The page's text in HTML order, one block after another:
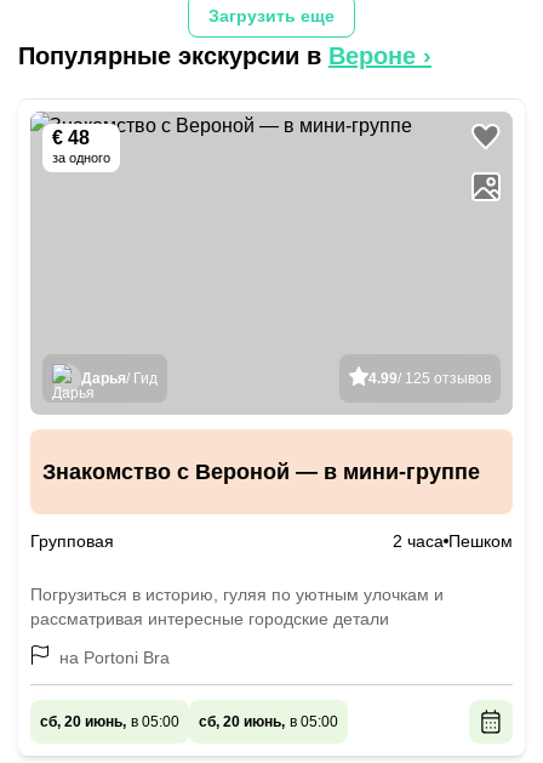
Загрузить еще
Популярные экскурсии в Вероне ›
€ 48
за одного
4.99/ 125 отзывов
Дарья/ Гид
Знакомство с Вероной — в мини-группе
Групповая 2 часа Пешком
Погрузиться в историю, гуляя по уютным улочкам и
рассматривая интересные городские детали
на Portoni Bra
сб, 20 июнь, в 05:00 сб, 20 июнь, в 05:00